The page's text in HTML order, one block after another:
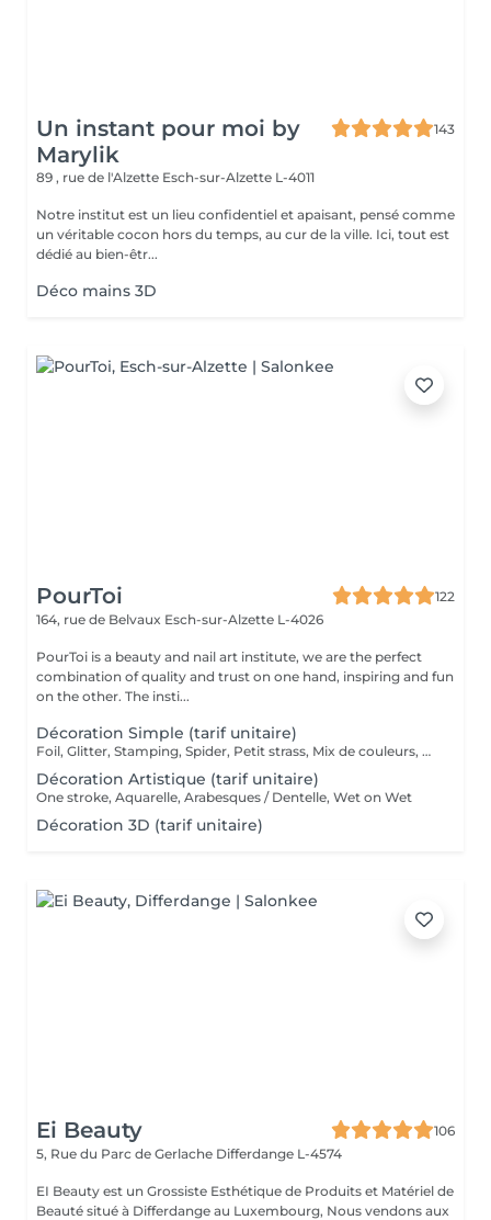
Un instant pour moi by
Marylik
143
89 , rue de l'Alzette Esch-sur-Alzette L-4011
Notre institut est un lieu confidentiel et apaisant, pensé comme
un véritable cocon hors du temps, au cur de la ville. Ici, tout est
dédié au bien-êtr...
Déco mains 3D
PourToi
122
164, rue de Belvaux Esch-sur-Alzette L-4026
PourToi is a beauty and nail art institute, we are the perfect
combination of quality and trust on one hand, inspiring and fun
on the other. The insti...
Décoration Simple (tarif unitaire)
Foil, Glitter, Stamping, Spider, Petit strass, Mix de couleurs, Effet marbré, Effet sucré
Décoration Artistique (tarif unitaire)
One stroke, Aquarelle, Arabesques / Dentelle, Wet on Wet
Décoration 3D (tarif unitaire)
Ei Beauty
106
5, Rue du Parc de Gerlache Differdange L-4574
EI Beauty est un Grossiste Esthétique de Produits et Matériel de
Beauté situé à Differdange au Luxembourg, Nous vendons aux